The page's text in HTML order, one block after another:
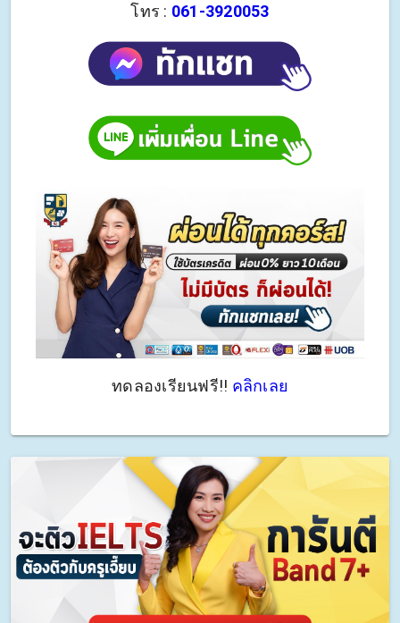
โทร : 061-3920053
ทดลองเรียนฟรี!! คลิกเลย